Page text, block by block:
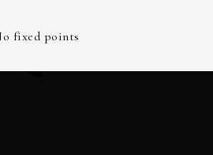
fixed points